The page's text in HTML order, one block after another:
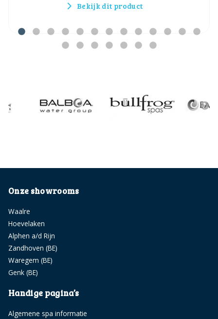
Bekijk dit product
Onze showrooms
Waalre
Hoevelaken
Alphen a/d Rijn
Zandhoven (BE)
Waregem (BE)
Genk (BE)
Handige pagina’s
Algemene spa informatie